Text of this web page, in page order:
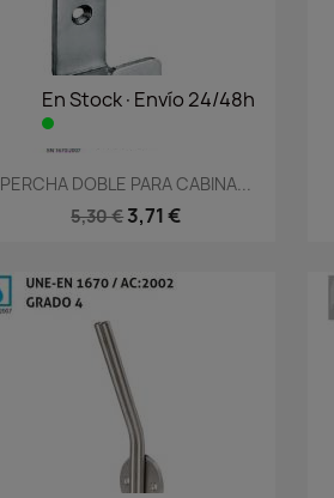
En Stock·Envío 24/48h
Vista rápida
PERCHA DOBLE PARA CABINA...
5,30 € 3,71 €